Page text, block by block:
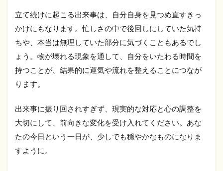
立て続けに起こる出来事は、自分自身を見つめ直すきっ
かけにもなります。忙しさの中で後回しにしていた気持
ちや、本当は無理していた部分に気づくこともあるでし
ょう。物が壊れる現象を通して、自分をいたわる時間を
持つことが、結果的に運気や流れを整えることにつなが
ります。
出来事に振り回されすぎず、現実的な対応と心の調整を
大切にして、前向きな変化を受け入れてください。あな
たの今日という一日が、少しでも穏やかなものになりま
すように。